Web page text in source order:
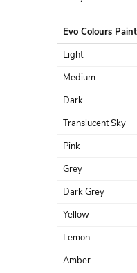
Evo Colours
Light
Medium
Dark
Translucent Sky
Pink
Grey
Dark Grey
Yellow
Lemon
Amber